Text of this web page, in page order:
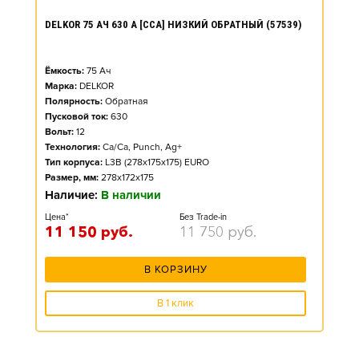
DELKOR 75 АЧ 630 А [CCA] НИЗКИЙ ОБРАТНЫЙ (57539)
Ёмкость: 75 Ач
Марка: DELKOR
Полярность: Обратная
Пусковой ток: 630
Вольт: 12
Технология: Ca/Ca, Punch, Ag+
Тип корпуса: L3B (278x175x175) EURO
Размер, мм: 278x172x175
Наличие: В наличии
Цена*
11 150 руб.
Без Trade-in
11 750 руб.
В КОРЗИНУ
В 1 клик